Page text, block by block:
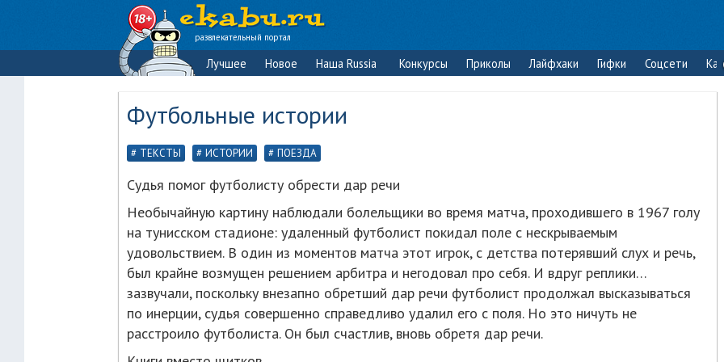
развлекательный портал
Лучшее Новое Наша Russia Конкурсы Приколы Лайфхаки Гифки Соцсети
Футбольные истории
ТЕКСТЫ ИСТОРИИ ПОЕЗДА
Судья помог футболисту обрести дар речи
Необычайную картину наблюдали болельщики во время матча, проходившего в 1967 голу
на тунисском стадионе: удаленный футболист покидал поле с нескрываемым
удовольствием. В один из моментов матча этот игрок, с детства потерявший слух и речь,
был крайне возмущен решением арбитра и негодовал про себя. И вдруг реплики…
зазвучали, поскольку внезапно обретший дар речи футболист продолжал высказываться
по инерции, судья совершенно справедливо удалил его с поля. Но это ничуть не
расстроило футболиста. Он был счастлив, вновь обретя дар речи.